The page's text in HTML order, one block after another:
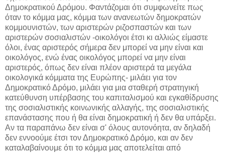
Δημοκρατικού Δρόμου. Φαντάζομαι ότι συμφωνείτε πως
όταν το κόμμα μας, κόμμα των ανανεωτών δημοκρατών
κομμουνιστών, των αριστερών ριζοσπαστών και των
αριστερών σοσιαλιστών -οικολόγοι έτσι κι αλλιώς είμαστε
όλοι, ένας αριστερός σήμερα δεν μπορεί να μην είναι και
οικολόγος, ενώ ένας οικολόγος μπορεί να μην είναι
αριστερός, όπως δεν είναι πλέον αριστερά τα μεγάλα
οικολογικά κόμματα της Ευρώπης- μιλάει για τον
Δημοκρατικό Δρόμο, μιλάει για μια σταθερή στρατηγική
κατεύθυνση υπέρβασης του καπιταλισμού και εγκαθίδρυσης
της σοσιαλιστικής κοινωνικής αλλαγής, της σοσιαλιστικής
επανάστασης που ή θα είναι δημοκρατική ή δεν θα υπάρξει.
Αν τα παραπάνω δεν είναι σ' όλους αυτονόητα, αν δηλαδή
δεν εννοούμε έτσι τον Δημοκρατικό Δρόμο, και αν δεν
καταλαβαίνουμε ότι το κόμμα μας αποτελείται από